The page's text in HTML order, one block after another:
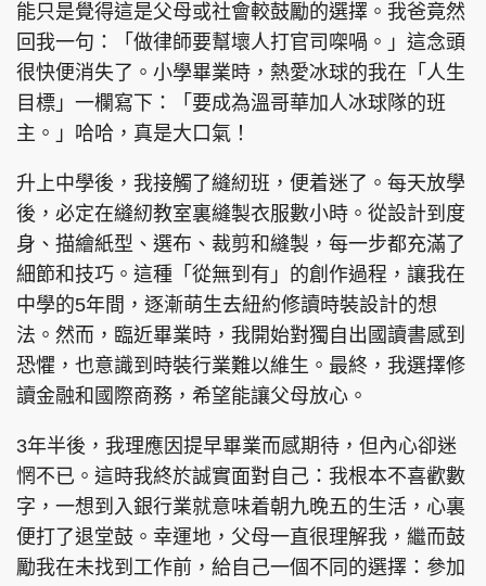
©Eastweek.com.hk. All rights reserved.
能只是覺得這是父母或社會較鼓勵的選擇。我爸竟然
回我一句：「做律師要幫壞人打官司㗎喎。」這念頭
很快便消失了。小學畢業時，熱愛冰球的我在「人生
目標」一欄寫下：「要成為溫哥華加人冰球隊的班
主。」哈哈，真是大口氣！
升上中學後，我接觸了縫紉班，便着迷了。每天放學
後，必定在縫紉教室裏縫製衣服數小時。從設計到度
身、描繪紙型、選布、裁剪和縫製，每一步都充滿了
細節和技巧。這種「從無到有」的創作過程，讓我在
中學的5年間，逐漸萌生去紐約修讀時裝設計的想
法。然而，臨近畢業時，我開始對獨自出國讀書感到
恐懼，也意識到時裝行業難以維生。最終，我選擇修
讀金融和國際商務，希望能讓父母放心。
3年半後，我理應因提早畢業而感期待，但內心卻迷
惘不已。這時我終於誠實面對自己：我根本不喜歡數
字，一想到入銀行業就意味着朝九晚五的生活，心裏
便打了退堂鼓。幸運地，父母一直很理解我，繼而鼓
勵我在未找到工作前，給自己一個不同的選擇：參加